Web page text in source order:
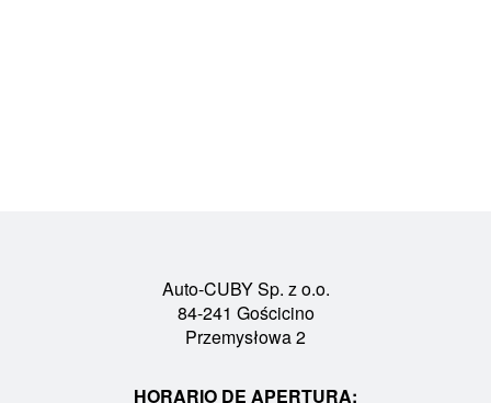
Auto-CUBY Sp. z o.o.
84-241 Gościcino
Przemysłowa 2
HORARIO DE APERTURA: